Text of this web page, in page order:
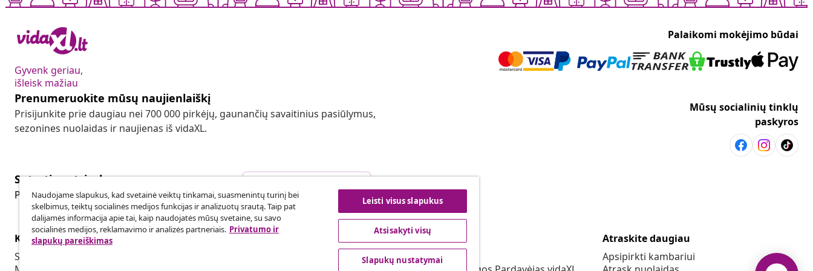
Gyvenk geriau,
išleisk mažiau
Palaikomi mokėjimo būdai
Prenumeruokite mūsų naujienlaiškį
Prisijunkite prie daugiau nei 700 000 pirkėjų, gaunančių savaitinius pasiūlymus,
sezonines nuolaidas ir naujienas iš vidaXL.
Mūsų socialinių tinklų
paskyros
Sutarties atsisakymas
Pateikite prašymą atsisakyti užsakymo.
Sutarties atsisakymas
Klientų aptarnavimas
Sekti savo užsakymą
vidaXL
Apie vidaXL
Atraskite daugiau
Apsipirkti kambariui
Naudojame slapukus, kad svetainė veiktų tinkamai, suasmenintų turinį bei
skelbimus, teiktų socialinės medijos funkcijas ir analizuotų srautą. Taip pat
dalijamės informacija apie tai, kaip naudojatės mūsų svetaine, su savo
socialinės medijos, reklamavimo ir analizės partneriais. Privatumo ir
slapukų pareiškimas
Leisti visus slapukus
Atsisakyti visų
Slapukų nustatymai